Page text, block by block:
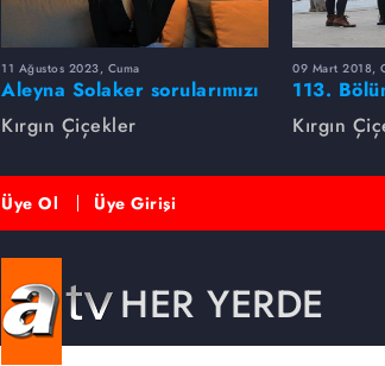
11 Ağustos 2023, Cuma
Aleyna Solaker sorularımızı
cevapladı
Kırgın Çiçekler
09 Mart 2018,
113.
Kırgın
Üye Ol Üye Girişi
HER YERDE